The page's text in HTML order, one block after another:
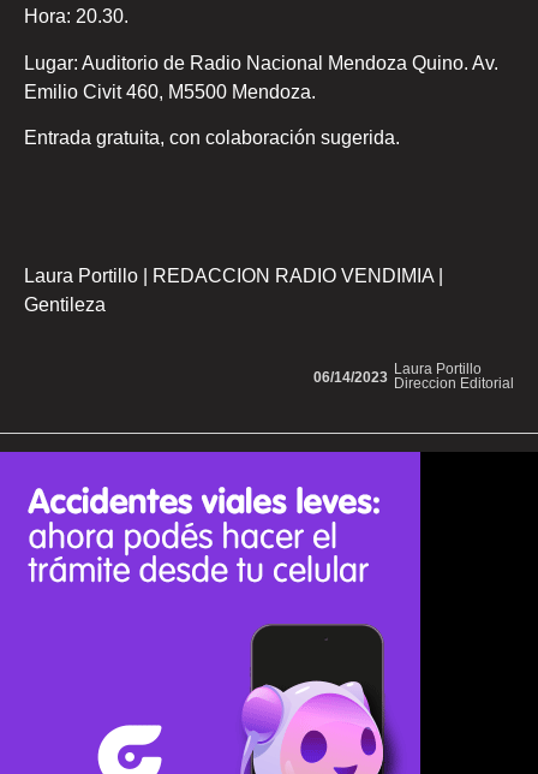
Hora: 20.30.
Lugar: Auditorio de Radio Nacional Mendoza Quino. Av.
Emilio Civit 460, M5500 Mendoza.
Entrada gratuita, con colaboración sugerida.
Laura Portillo | REDACCION RADIO VENDIMIA |
Gentileza
Laura Portillo
Direccion Editorial
06/14/2023